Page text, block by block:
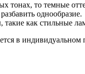
тонах, то темные
однообразие.
такие как стильные
в индивидуальном